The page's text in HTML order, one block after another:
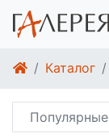
Каталог
Популярные